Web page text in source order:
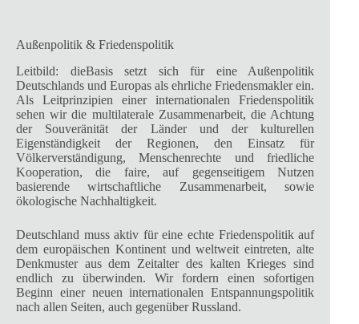
Außenpolitik & Friedenspolitik
Leitbild: dieBasis setzt sich für eine Außenpolitik
Deutschlands und Europas als ehrliche Friedensmakler ein.
Als Leitprinzipien einer internationalen Friedenspolitik
sehen wir die multilaterale Zusammenarbeit, die Achtung
der Souveränität der Länder und der kulturellen
Eigenständigkeit der Regionen, den Einsatz für
Völkerverständigung, Menschenrechte und friedliche
Kooperation, die faire, auf gegenseitigem Nutzen
basierende wirtschaftliche Zusammenarbeit, sowie
ökologische Nachhaltigkeit.
Deutschland muss aktiv für eine echte Friedenspolitik auf
dem europäischen Kontinent und weltweit eintreten, alte
Denkmuster aus dem Zeitalter des kalten Krieges sind
endlich zu überwinden. Wir fordern einen sofortigen
Beginn einer neuen internationalen Entspannungspolitik
nach allen Seiten, auch gegenüber Russland.